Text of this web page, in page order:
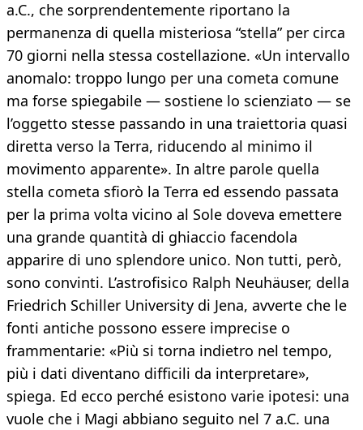
a.C., che sorprendentemente riportano la
permanenza di quella misteriosa “stella” per circa
70 giorni nella stessa costellazione. «Un intervallo
anomalo: troppo lungo per una cometa comune
ma forse spiegabile — sostiene lo scienziato — se
l’oggetto stesse passando in una traiettoria quasi
diretta verso la Terra, riducendo al minimo il
movimento apparente». In altre parole quella
stella cometa sfiorò la Terra ed essendo passata
per la prima volta vicino al Sole doveva emettere
una grande quantità di ghiaccio facendola
apparire di uno splendore unico. Non tutti, però,
sono convinti. L’astrofisico Ralph Neuhäuser, della
Friedrich Schiller University di Jena, avverte che le
fonti antiche possono essere imprecise o
frammentarie: «Più si torna indietro nel tempo,
più i dati diventano difficili da interpretare»,
spiega. Ed ecco perché esistono varie ipotesi: una
vuole che i Magi abbiano seguito nel 7 a.C. una